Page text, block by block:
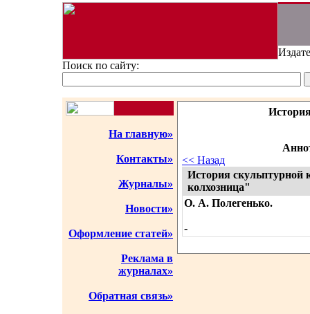
Поиск по сайту:
На главную»
Контакты»
Журналы»
Новости»
Оформление статей»
Реклама в
журналах»
Обратная связь»
<< Назад
История скульптурной
колхозница"
О. А. Полегенько.
-